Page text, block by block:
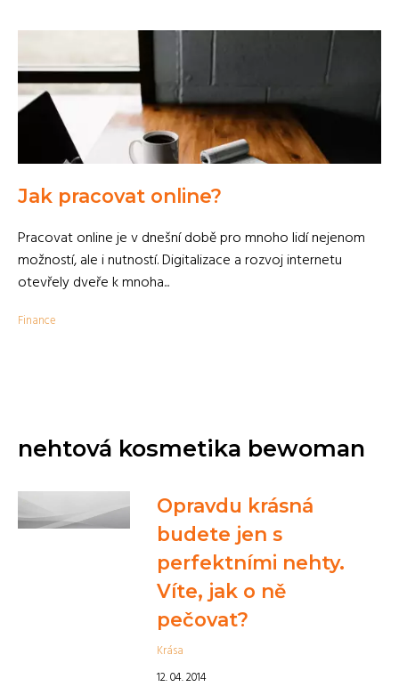
Jak pracovat online?
Pracovat online je v dnešní době pro mnoho lidí nejenom
možností, ale i nutností. Digitalizace a rozvoj internetu
otevřely dveře k mnoha...
Finance
nehtová kosmetika bewoman
Opravdu krásná
budete jen s
perfektními nehty.
Víte, jak o ně
pečovat?
Krása
12. 04. 2014